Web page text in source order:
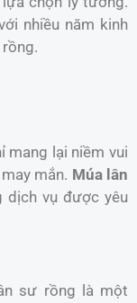
nhiều năm kinh
mang lại niềm vui
mắn. Múa lân
dịch vụ được yêu
sư rồng là một